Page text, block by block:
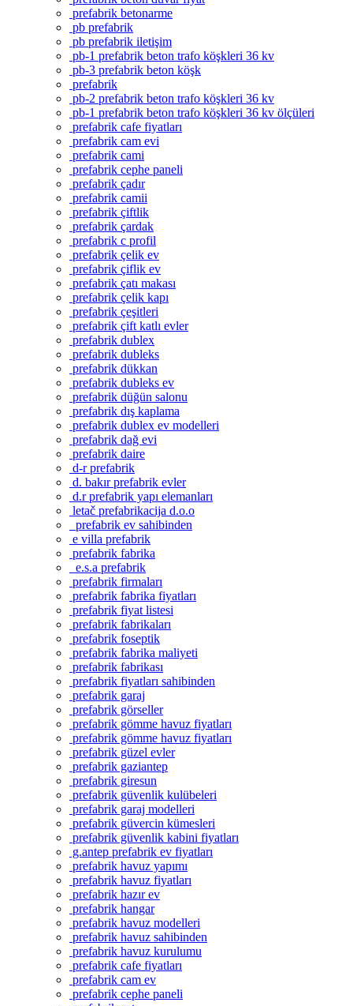
prefabrik betonarme
pb prefabrik
pb prefabrik iletişim
pb-1 prefabrik beton trafo köşkleri 36 kv
pb-3 prefabrik beton köşk
prefabrik
pb-2 prefabrik beton trafo köşkleri 36 kv
pb-1 prefabrik beton trafo köşkleri 36 kv ölçüleri
prefabrik cafe fiyatları
prefabrik cam evi
prefabrik cami
prefabrik cephe paneli
prefabrik çadır
prefabrik camii
prefabrik çiftlik
prefabrik çardak
prefabrik c profil
prefabrik çelik ev
prefabrik çiflik ev
prefabrik çatı makası
prefabrik çelik kapı
prefabrik çeşitleri
prefabrik çift katlı evler
prefabrik dublex
prefabrik dubleks
prefabrik dükkan
prefabrik dubleks ev
prefabrik düğün salonu
prefabrik dış kaplama
prefabrik dublex ev modelleri
prefabrik dağ evi
prefabrik daire
d-r prefabrik
d. bakır prefabrik evler
d.r prefabrik yapı elemanları
letač prefabrikacija d.o.o
prefabrik ev sahibinden
e villa prefabrik
prefabrik fabrika
e.s.a prefabrik
prefabrik firmaları
prefabrik fabrika fiyatları
prefabrik fiyat listesi
prefabrik fabrikaları
prefabrik foseptik
prefabrik fabrika maliyeti
prefabrik fabrikası
prefabrik fiyatları sahibinden
prefabrik garaj
prefabrik görseller
prefabrik gömme havuz fiyatları
prefabrik gömme havuz fiyatları
prefabrik güzel evler
prefabrik gaziantep
prefabrik giresun
prefabrik güvenlik kulübeleri
prefabrik garaj modelleri
prefabrik güvercin kümesleri
prefabrik güvenlik kabini fiyatları
g.antep prefabrik ev fiyatları
prefabrik havuz yapımı
prefabrik havuz fiyatları
prefabrik hazır ev
prefabrik hangar
prefabrik havuz modelleri
prefabrik havuz sahibinden
prefabrik havuz kurulumu
prefabrik cafe fiyatları
prefabrik cam ev
prefabrik cephe paneli